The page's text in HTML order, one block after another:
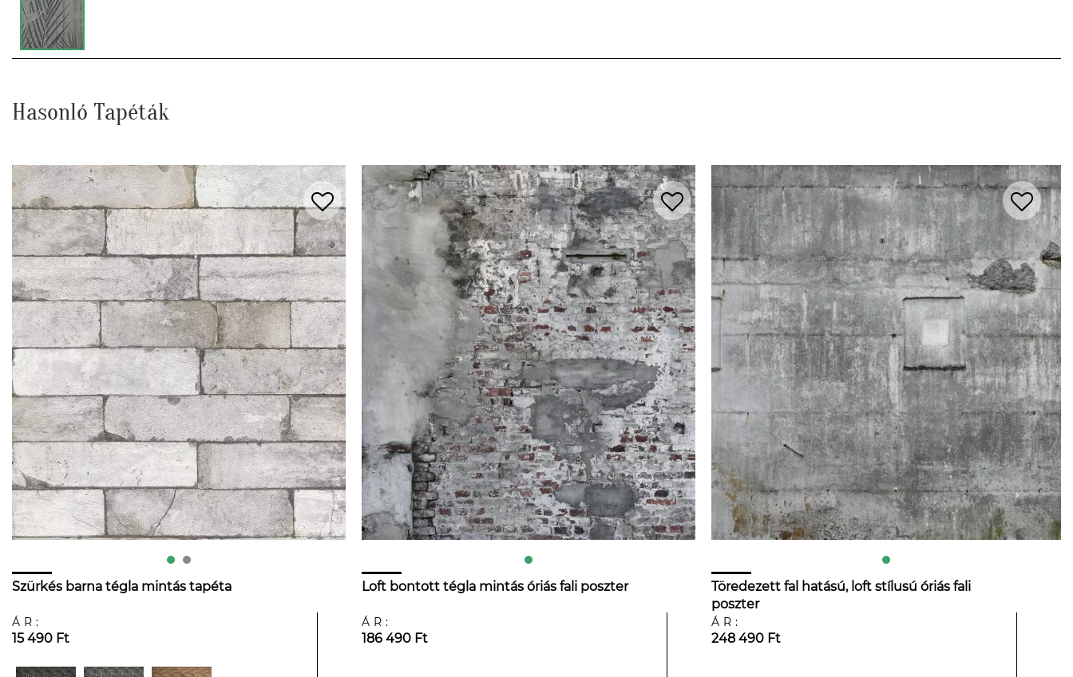
Hasonló Tapéták
Szürkés barna tégla mintás tapéta
ÁR:
15 490 Ft
Loft bontott tégla mintás óriás fali poszter
ÁR:
186 490 Ft
Töredezett fal hatású, loft stílusú óriás fali
poszter
ÁR:
248 490 Ft